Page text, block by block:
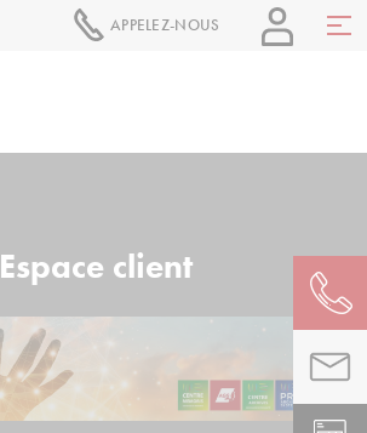
APPELEZ-NOUS
Espace client